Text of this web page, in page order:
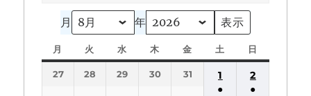
月 年
月
曜
日
火
曜
日
水
曜
日
木
曜
日
金
曜
土
曜
日
曜
27 28 29 30 31
1
●
2
●